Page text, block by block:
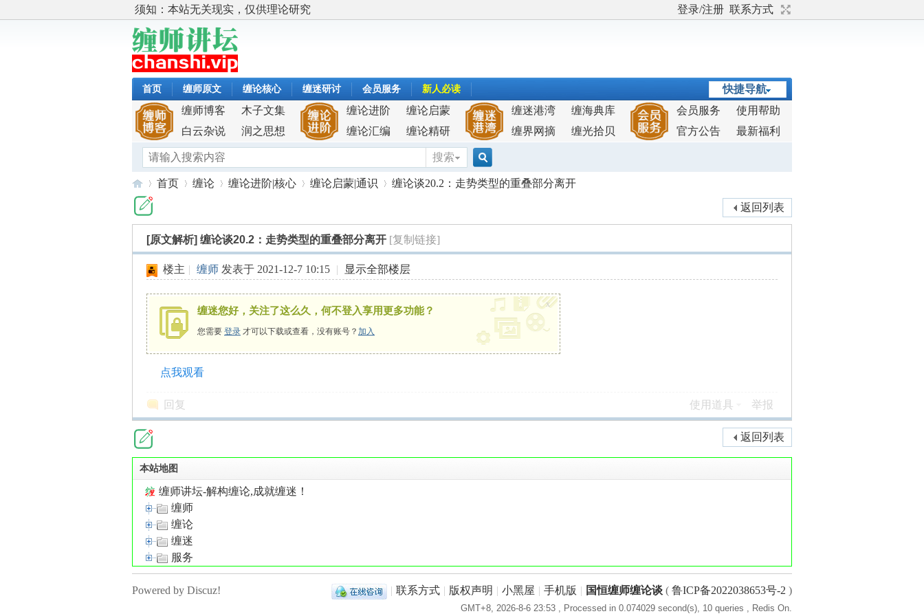
须知：本站无关现实，仅供理论研究 登录/注册 联系方式
快捷导航
首页 缠师原文 缠论核心 缠迷研讨 会员服务 新人必读
缠师博客
木子文集
白云杂说
润之思想
缠论进阶
缠论启蒙
缠论汇编
缠论精研
缠迷港湾
缠海典库
缠界网摘
缠光拾贝
会员服务
使用帮助
官方公告
最新福利
搜索
搜
首页
›
缠论
›
缠论进阶|核心
›
缠论启蒙|通识
›
缠论谈20.2：走势类型的重叠部分离开
返回列表
[原文解析] 缠论谈20.2：走势类型的重叠部分离开 [复制链接]
楼主 | 缠师 发表于 2021-12-7 10:15 | 显示全部楼层
缠迷您好，关注了这么久，何不登入享用更多功能？
您需要 登录 才可以下载或查看，没有账号？ 加入
x
点我观看
回复 使用道具 举报
返回列表
本站地图
缠师讲坛-解构缠论,成就缠迷！
缠师
缠论
缠迷
服务
| 联系方式 | 版权声明 | 小黑屋 | 手机版 | 国恒缠师缠论谈 ( 鲁ICP备2022038653号-2 )
GMT+8, 2026-8-6 23:53 , Processed in 0.074029 second(s), 10 queries , Redis On.
Powered by Discuz!